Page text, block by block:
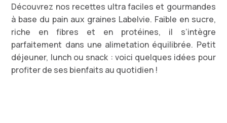
Découvrez nos recettes ultra faciles et gourmandes
à base du pain aux graines Labelvie. Faible en sucre,
riche en fibres et en protéines, il s’intègre
parfaitement dans une alimetation équilibrée. Petit
déjeuner, lunch ou snack : voici quelques idées pour
profiter de ses bienfaits au quotidien !